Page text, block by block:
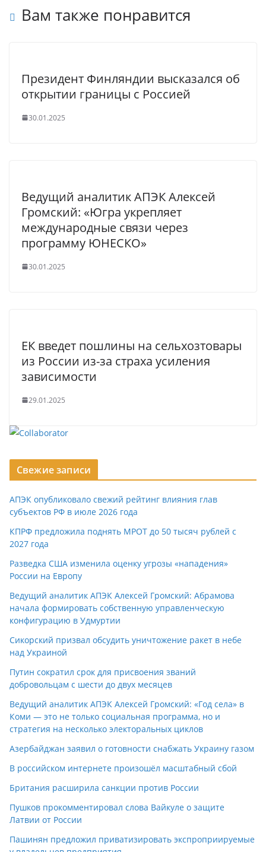
Вам также понравится
Президент Финляндии высказался об
открытии границы с Россией
30.01.2025
Ведущий аналитик АПЭК Алексей
Громский: «Югра укрепляет
международные связи через
программу ЮНЕСКО»
30.01.2025
ЕК введет пошлины на сельхозтовары
из России из-за страха усиления
зависимости
29.01.2025
Свежие записи
АПЭК опубликовало свежий рейтинг влияния глав
субъектов РФ в июле 2026 года
КПРФ предложила поднять МРОТ до 50 тысяч рублей с
2027 года
Разведка США изменила оценку угрозы «нападения»
России на Европу
Ведущий аналитик АПЭК Алексей Громский: Абрамова
начала формировать собственную управленческую
конфигурацию в Удмуртии
Сикорский призвал обсудить уничтожение ракет в небе
над Украиной
Путин сократил срок для присвоения званий
добровольцам с шести до двух месяцев
Ведущий аналитик АПЭК Алексей Громский: «Год села» в
Коми — это не только социальная программа, но и
стратегия на несколько электоральных циклов
Азербайджан заявил о готовности снабжать Украину газом
В российском интернете произошёл масштабный сбой
Британия расширила санкции против России
Пушков прокомментировал слова Вайкуле о защите
Латвии от России
Пашинян предложил приватизировать экспроприируемые